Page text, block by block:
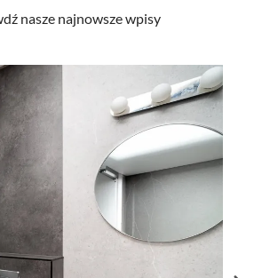
nasze najnowsze wpisy